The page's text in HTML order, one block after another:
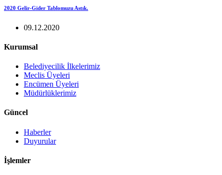
2020 Gelir-Gider Tablomuzu Astık.
09.12.2020
Kurumsal
Belediyecilik İlkelerimiz
Meclis Üyeleri
Encümen Üyeleri
Müdürlüklerimiz
Güncel
Haberler
Duyurular
İşlemler